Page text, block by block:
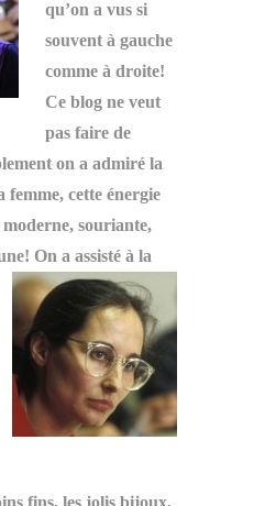
qu’on a vus si
souvent à gauche
comme à droite!
Ce blog ne veut
pas faire de
on a admiré la
cette énergie
souriante,
On a assisté à la
fins, les jolis bijoux,